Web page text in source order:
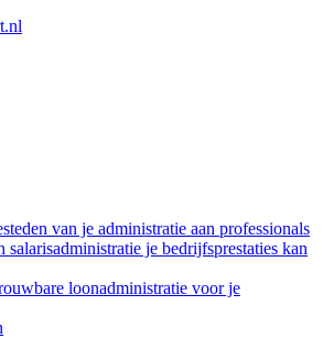
van je administratie aan professionals
salarisadministratie je bedrijfsprestaties kan
loonadministratie voor je